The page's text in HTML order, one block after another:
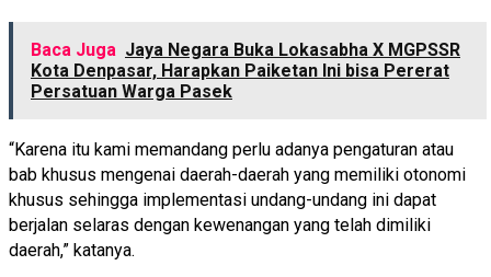
Baca Juga Jaya Negara Buka Lokasabha X MGPSSR
Kota Denpasar, Harapkan Paiketan Ini bisa Pererat
Persatuan Warga Pasek
“Karena itu kami memandang perlu adanya pengaturan atau
bab khusus mengenai daerah-daerah yang memiliki otonomi
khusus sehingga implementasi undang-undang ini dapat
berjalan selaras dengan kewenangan yang telah dimiliki
daerah,” katanya.